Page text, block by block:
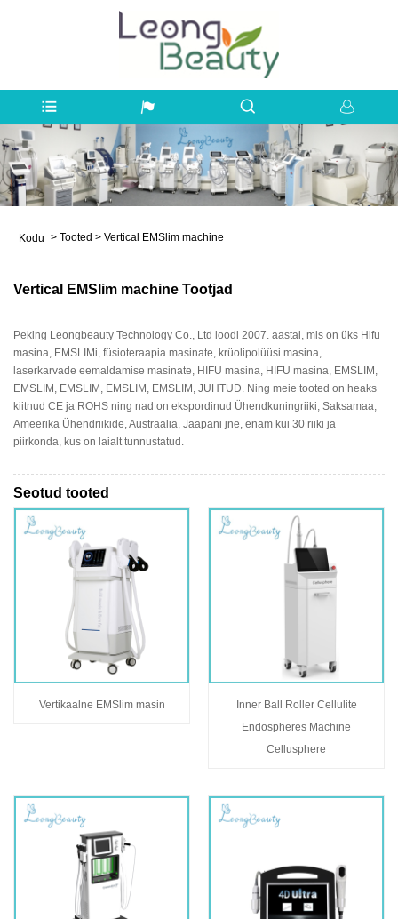
Kodu > Tooted > Vertical EMSlim machine
Vertical EMSlim machine Tootjad
Peking Leongbeauty Technology Co., Ltd loodi 2007. aastal, mis on üks Hifu
masina, EMSLIMi, füsioteraapia masinate, krüolipolüüsi masina,
laserkarvade eemaldamise masinate, HIFU masina, HIFU masina, EMSLIM,
EMSLIM, EMSLIM, EMSLIM, EMSLIM, JUHTUD. Ning meie tooted on heaks
kiitnud CE ja ROHS ning nad on ekspordinud Ühendkuningriiki, Saksamaa,
Ameerika Ühendriikide, Austraalia, Jaapani jne, enam kui 30 riiki ja
piirkonda, kus on laialt tunnustatud.
Seotud tooted
Vertikaalne EMSlim masin
Inner Ball Roller Cellulite
Endospheres Machine
Cellusphere